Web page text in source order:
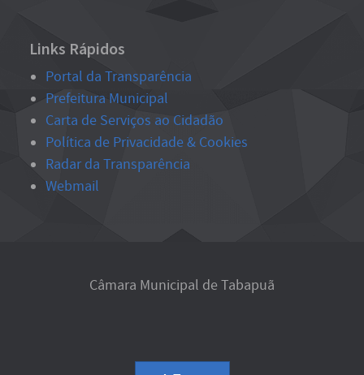
Links Rápidos
Portal da Transparência
Prefeitura Municipal
Carta de Serviços ao Cidadão
Política de Privacidade & Cookies
Radar da Transparência
Webmail
Câmara Municipal de Tabapuã